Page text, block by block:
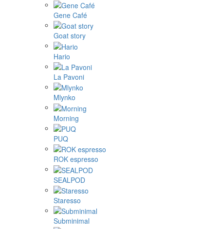
Gene Café
Goat story
Hario
La Pavoni
Mlynko
Morning
PUQ
ROK espresso
SEALPOD
Staresso
Subminimal